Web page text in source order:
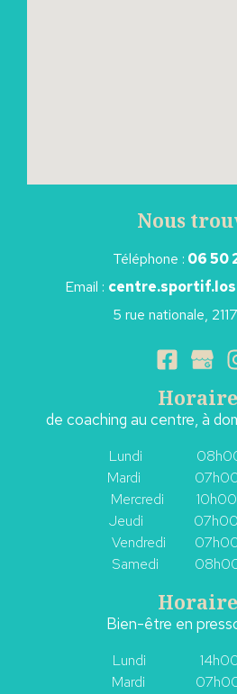
Nous
Téléphone : 06 50
Email :
5 rue nationale,
de coaching au centre, à
Lundi 08h00 -
Mardi 07h00
Mercredi 10h00
Jeudi 07h00 -
Vendredi 07h00
Samedi 08h00
Bien-être en
Lundi 14h00 -
Mardi